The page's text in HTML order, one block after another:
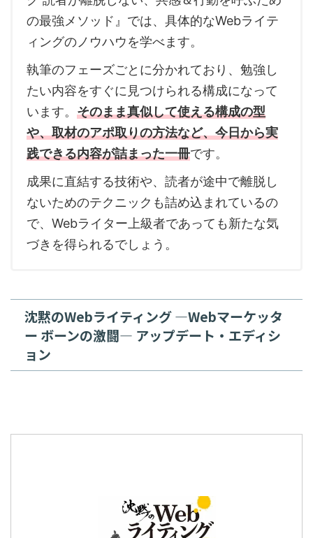
の最強メソッド』では、具体的なWebライテ
ィングのノウハウを学べます。
執筆のフェーズごとに分かれており、勉強し
たい内容をすぐに見つけられる構成になって
います。 そのまま真似して使える構成の型
や、取材のアポ取りの方法など、今日から実
践できる内容が詰まった一冊です。
成果に直結する技術や、読者が途中で離脱し
ないためのテクニックも詰め込まれているの
で、Webライター上級者であっても新たな気
づきを得られるでしょう。
沈黙のWebライティング —Webマーケッタ
ー ボーンの激闘— アップデート・エディシ
ョン